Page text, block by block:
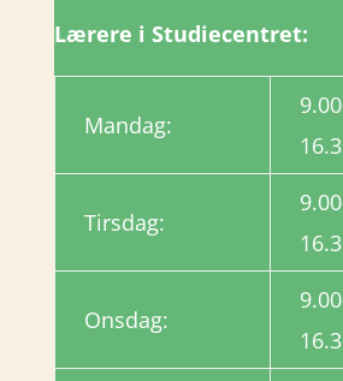
Lærere i Studiecentret:
Mandag:
Tirsdag:
Onsdag: